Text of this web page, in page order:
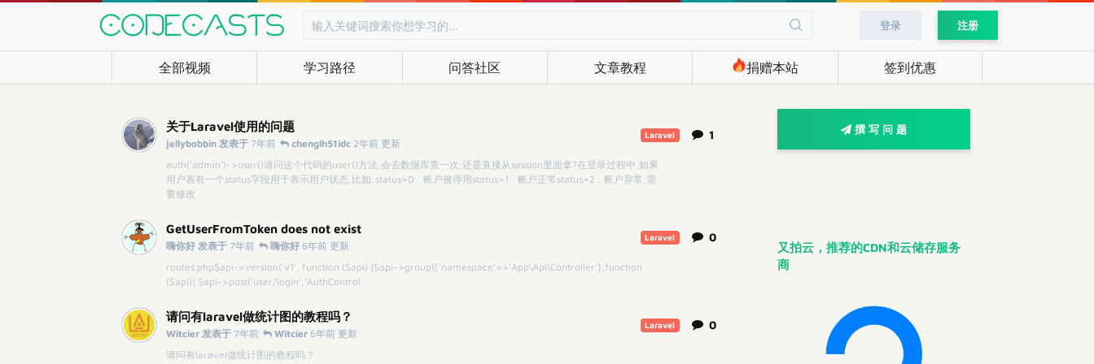
登录 注册
全部视频 学习路径 问答社区 文章教程 捐赠本站 签到优惠
关于Laravel使用的问题
Laravel
jellybobbin 发表于 7年前 chenglh51idc 2年前 更新
auth('admin')->user()请问这个代码的user()方法,会去数据库查一次,还是直接从session里面拿?在登录过程中,如果
用户表有一个status字段用于表示用户状态,比如:status=0 : 帐户被停用status=1 : 帐户正常status=2 : 帐户异常,需
要修改
1
GetUserFromToken does not exist
Laravel
嗨你好 发表于 7年前 嗨你好 6年前 更新
routes.php$api->version('v1', function ($api) {$api->group(['namespace'=>'App\Api\Controller'],function
($api){ $api->post('user/login','AuthControl
0
请问有laravel做统计图的教程吗？
Laravel
Witcier 发表于 7年前 Witcier 6年前 更新
请问有laravel做统计图的教程吗？
0
撰 写 问 题
又拍云，推荐的CDN和云储存服务
商